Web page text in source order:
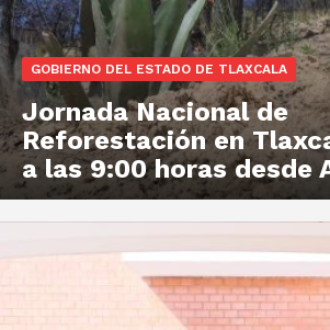
GOBIERNO DEL ESTADO DE TLAXCALA
Jornada Nacional de
Reforestación en
a las 9:00 horas desde